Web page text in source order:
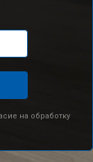
на обработку